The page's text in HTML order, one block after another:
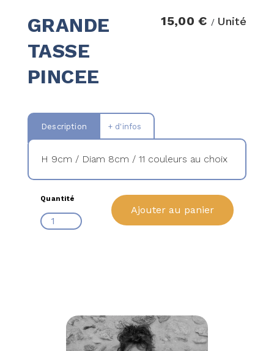
GRANDE
TASSE
PINCEE
15,00 € / Unité
Description + d'infos
H 9cm / Diam 8cm / 11 couleurs au choix
Quantité
Ajouter au panier